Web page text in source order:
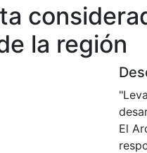
la región
El